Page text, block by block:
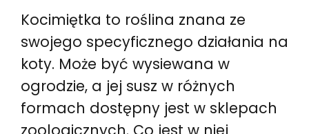
Kocimiętka to roślina znana ze
swojego specyficznego działania na
koty. Może być wysiewana w
ogrodzie, a jej susz w różnych
formach dostępny jest w sklepach